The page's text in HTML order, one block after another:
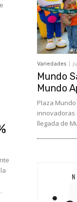
Variedades
Mundo
Mundo
Plaza
innovadoras
llegada de